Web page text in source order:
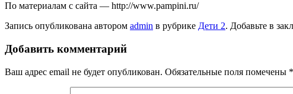
По материалам с сайта — http://www.pampini.ru/
Запись опубликована автором admin в рубрике Дети 2. Добавьте в
Добавить комментарий
Ваш адрес email не будет опубликован. Обязательные поля помечены *